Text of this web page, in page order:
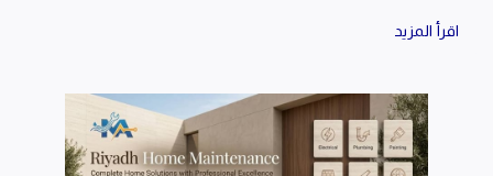
اقرأ المزيد